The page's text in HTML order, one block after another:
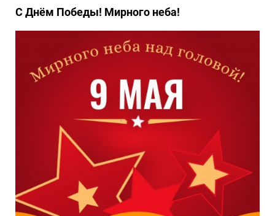
С Днём Победы! Мирного неба!